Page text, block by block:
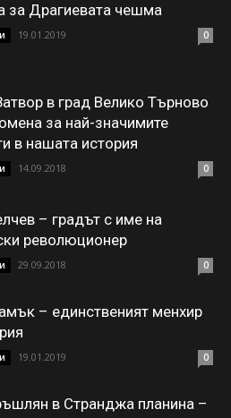
за Драгиевата чешма
19.01.2019 0
в град Велико Търново
за най-значимите
в нашата история
14.09.2018 0
– градът с име на
революционер
29.09.2018 0
– единственият менхир
19.01.2019 0
в Странджа планина –